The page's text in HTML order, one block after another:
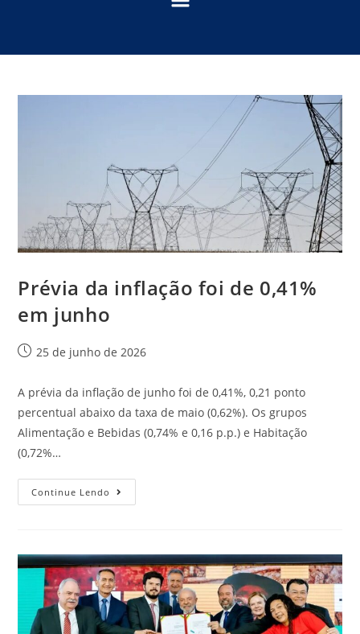
Prévia da inflação foi de 0,41%
em junho
25 de junho de 2026
A prévia da inflação de junho foi de 0,41%, 0,21 ponto
percentual abaixo da taxa de maio (0,62%). Os grupos
Alimentação e Bebidas (0,74% e 0,16 p.p.) e Habitação
(0,72%…
Continue Lendo